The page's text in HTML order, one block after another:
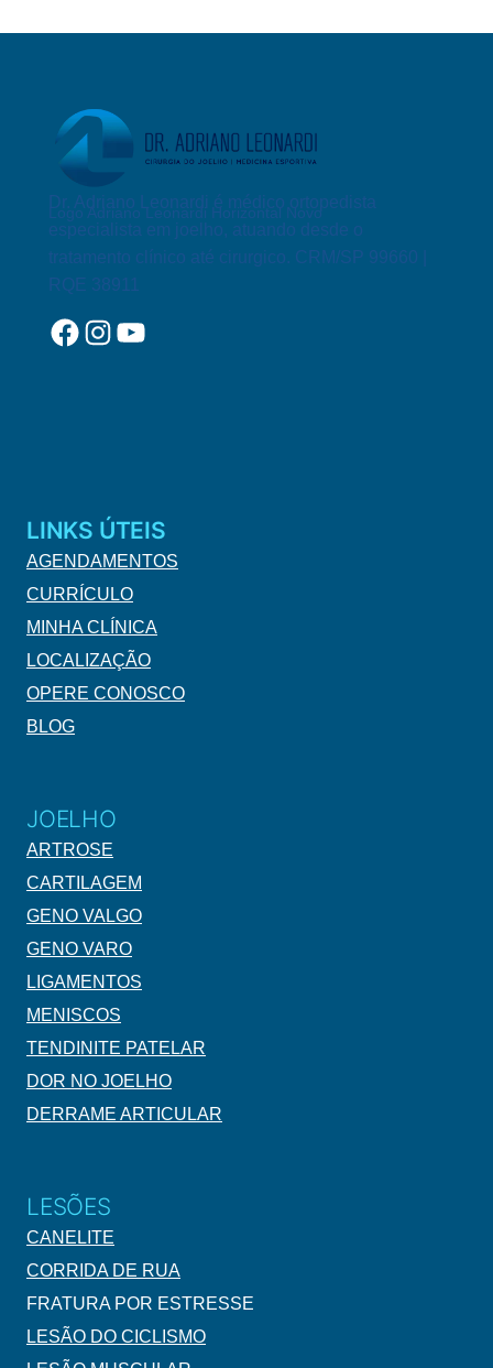
Logo Adriano Leonardi Horizontal Novo
Dr. Adriano Leonardi é médico ortopedista
especialista em joelho, atuando desde o
tratamento clínico até cirurgico. CRM/SP 99660 |
RQE 38911
Facebook
Instagram
YouTube
LINKS ÚTEIS
AGENDAMENTOS
CURRÍCULO
MINHA CLÍNICA
LOCALIZAÇÃO
OPERE CONOSCO
BLOG
JOELHO
ARTROSE
CARTILAGEM
GENO VALGO
GENO VARO
LIGAMENTOS
MENISCOS
TENDINITE PATELAR
DOR NO JOELHO
DERRAME ARTICULAR
LESÕES
CANELITE
CORRIDA DE RUA
FRATURA POR ESTRESSE
LESÃO DO CICLISMO